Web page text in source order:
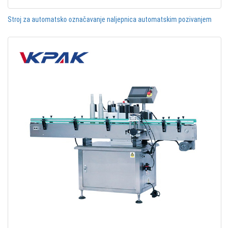
Stroj za automatsko označavanje naljepnica automatskim pozivanjem